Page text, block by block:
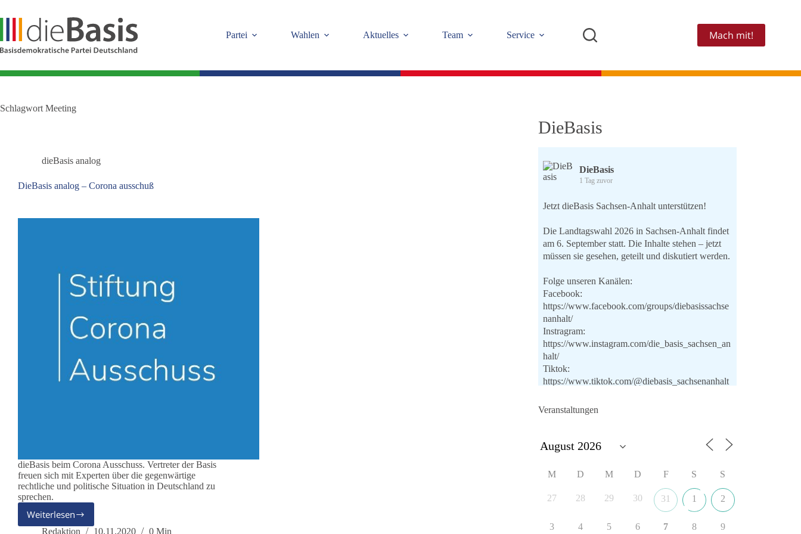
springen
Partei
Wahlen Aktuelles Team Service Mach mit!
Schlagwort Meeting
dieBasis analog
DieBasis analog – Corona ausschuß
dieBasis beim Corona Ausschuss. Vertreter der Basis
freuen sich mit Experten über die gegenwärtige
rechtliche und politische Situation in Deutschland zu
sprechen.
Weiterlesen
DieBasis
analog
Redaktion 10.11.2020 0 Min
DieBasis
DieBasis
1 Tag zuvor
Jetzt dieBasis Sachsen-Anhalt unterstützen!
Die Landtagswahl 2026 in Sachsen-Anhalt findet
am 6. September statt. Die Inhalte stehen – jetzt
müssen sie gesehen, geteilt und diskutiert werden.
Folge unseren Kanälen:
Facebook:
https://www.facebook.com/groups/diebasissachse
nanhalt/
Instragram:
https://www.instagram.com/die_basis_sachsen_an
halt/
Tiktok:
https://www.tiktok.com/@diebasis_sachsenanhalt
Youtube:
🟩🟩🟦🟦🟥🟥🟧🟧
Like, teile und kommentiere unsere Beiträge,
wir stehen und warum es sich lohnt, dieBasis zu
Veranstaltungen
M D M D F S S
27 28 29 30 31 1 2
3 4 5 6 7 8 9